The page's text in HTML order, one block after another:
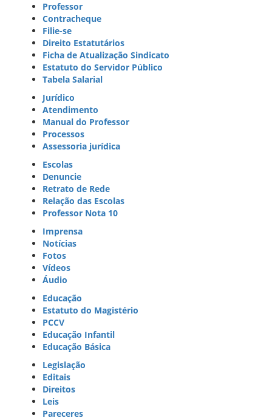
Professor
Contracheque
Filie-se
Direito Estatutários
Ficha de Atualização Sindicato
Estatuto do Servidor Público
Tabela Salarial
Jurídico
Atendimento
Manual do Professor
Processos
Assessoria jurídica
Escolas
Denuncie
Retrato de Rede
Relação das Escolas
Professor Nota 10
Imprensa
Notícias
Fotos
Vídeos
Áudio
Educação
Estatuto do Magistério
PCCV
Educação Infantil
Educação Básica
Legislação
Editais
Direitos
Leis
Pareceres